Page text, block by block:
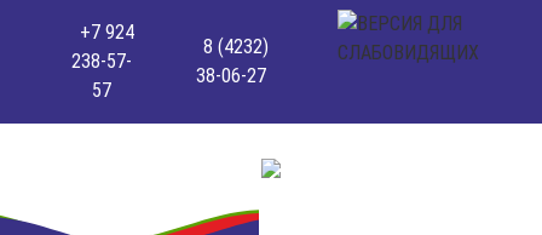
+7 924
238-57-
57
8 (4232)
38-06-27